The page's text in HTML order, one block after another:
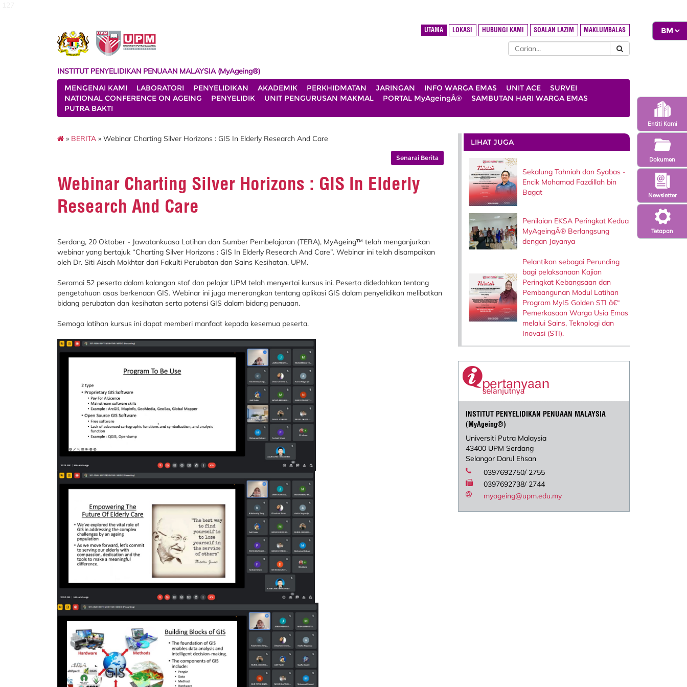
Tetapan
Newsletter
Entiti Kami
Dokumen
UTAMA LOKASI HUBUNGI KAMI SOALAN LAZIM MAKLUMBALAS
INSTITUT PENYELIDIKAN PENUAAN MALAYSIA (MyAgeing®)
MENGENAI KAMI
LABORATORI PENYELIDIKAN AKADEMIK PERKHIDMATAN JARINGAN INFO WARGA EMAS UNIT ACE
SURVEI
NATIONAL CONFERENCE ON AGEING
PENYELIDIK UNIT PENGURUSAN MAKMAL PORTAL MyAgeingÂ®
SAMBUTAN HARI WARGA EMAS
PUTRA BAKTI
» BERITA » Webinar Charting Silver Horizons : GIS In Elderly Research And Care
Senarai Berita
Webinar Charting Silver Horizons : GIS In Elderly
Research And Care
Serdang, 20 Oktober - Jawatankuasa Latihan dan Sumber Pembelajaran (TERA), MyAgeing™ telah menganjurkan
webinar yang bertajuk “Charting Silver Horizons : GIS In Elderly Research And Care”. Webinar ini telah disampaikan
oleh Dr. Siti Aisah Mokhtar dari Fakulti Perubatan dan Sains Kesihatan, UPM.
Seramai 52 peserta dalam kalangan staf dan pelajar UPM telah menyertai kursus ini. Peserta didedahkan tentang
pengetahuan asas berkenaan GIS. Webinar ini juga menerangkan tentang aplikasi GIS dalam penyelidikan melibatkan
bidang perubatan dan kesihatan serta potensi GIS dalam bidang penuaan.
Semoga latihan kursus ini dapat memberi manfaat kepada kesemua peserta.
LIHAT JUGA
Sekalung Tahniah dan Syabas -
Encik Mohamad Fazdillah bin
Bagat
Penilaian EKSA Peringkat Kedua
MyAgeingÂ® Berlangsung
dengan Jayanya
Pelantikan sebagai Perunding
bagi pelaksanaan Kajian
Peringkat Kebangsaan dan
Pembangunan Modul Latihan
Program MyIS Golden STI â€“
Pemerkasaan Warga Usia Emas
melalui Sains, Teknologi dan
Inovasi (STI).
INSTITUT PENYELIDIKAN PENUAAN MALAYSIA
(MyAgeing®)
Universiti Putra Malaysia
43400 UPM Serdang
Selangor Darul Ehsan
0397692750/ 2755
0397692738/ 2744
myageing@upm.edu.my